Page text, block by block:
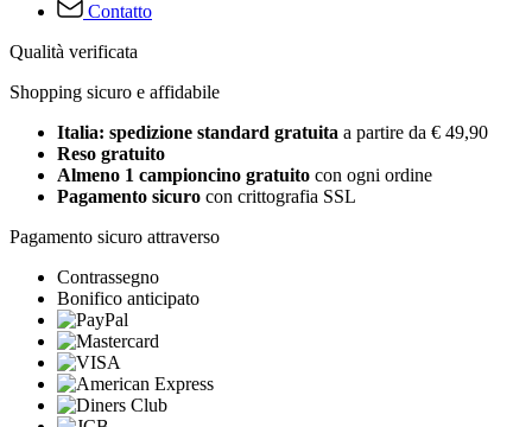
Contatto
Qualità verificata
Shopping sicuro e affidabile
Italia: spedizione standard gratuita a partire da € 49,90
Reso gratuito
Almeno 1 campioncino gratuito con ogni ordine
Pagamento sicuro con crittografia SSL
Pagamento sicuro attraverso
Contrassegno
Bonifico anticipato